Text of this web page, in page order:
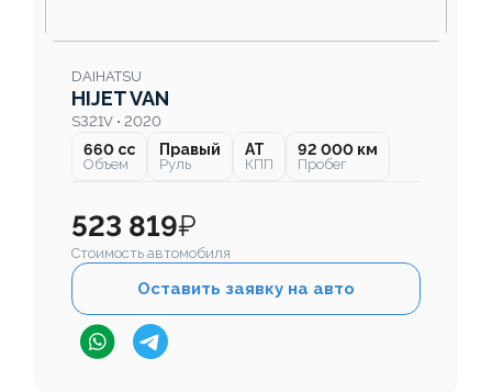
DAIHATSU
HIJET VAN
S321V • 2020
660 cc
Объем
Правый
Руль
AT
КПП
92 000 км
Пробег
523 819₽
Стоимость автомобиля
Оставить заявку на авто